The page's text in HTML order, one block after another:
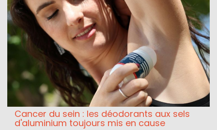
Cancer du sein : les déodorants aux sels
d'aluminium toujours mis en cause